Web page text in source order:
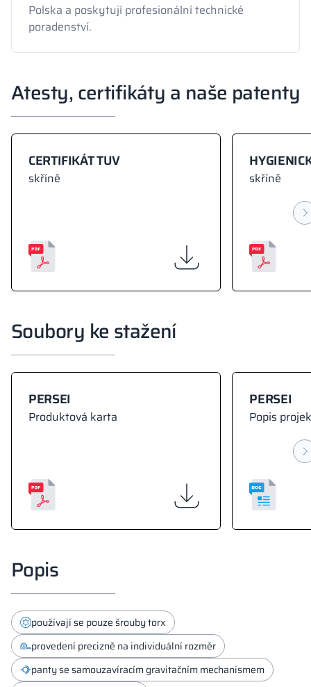
Polska a poskytují profesionální technické
poradenství.
Atesty, certifikáty a naše patenty
CERTIFIKÁT TUV
skříně skříně
Soubory ke stažení
PERSEI
Produktová karta
PERSEI
Popis
Popis
používají se pouze šrouby torx
provedení precizně na individuální rozměr
panty se samouzavíracím gravitačním mechanismem